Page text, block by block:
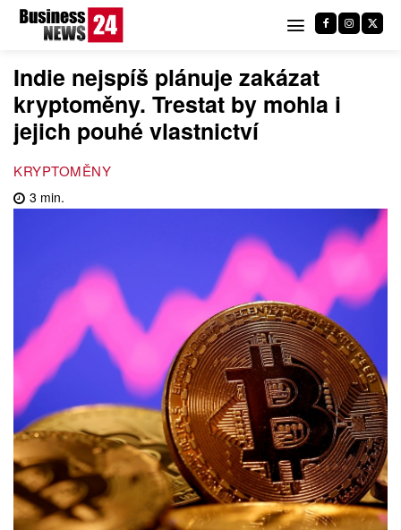
Indie nejspíš plánuje zakázat
kryptoměny. Trestat by mohla i
jejich pouhé vlastnictví
KRYPTOMĚNY
3 min.